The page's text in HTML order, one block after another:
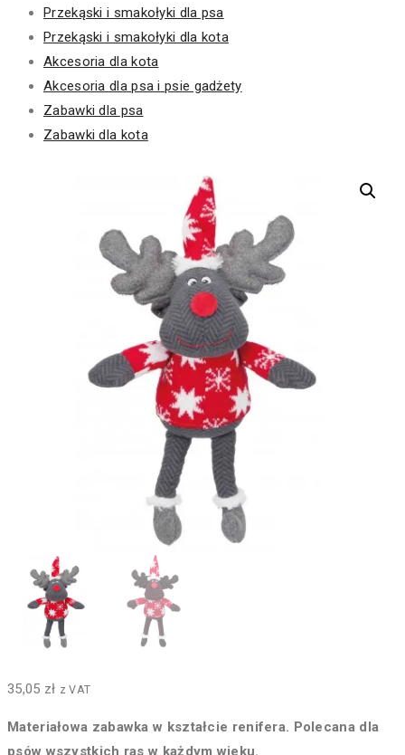
Przekąski i smakołyki dla psa
Przekąski i smakołyki dla kota
Akcesoria dla kota
Akcesoria dla psa i psie gadżety
Zabawki dla psa
Zabawki dla kota
35,05 zł z VAT
Materiałowa zabawka w kształcie renifera. Polecana dla